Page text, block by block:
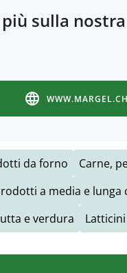
sulla
WWW.MARGEL.CH
da forno
Carne,
a media e lunga
e verdura